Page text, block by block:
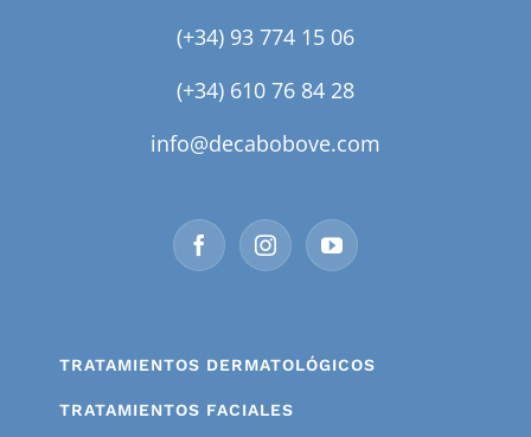
(+34) 93 774 15 06
(+34) 610 76 84 28
info@decabobove.com
TRATAMIENTOS DERMATOLÓGICOS
TRATAMIENTOS FACIALES